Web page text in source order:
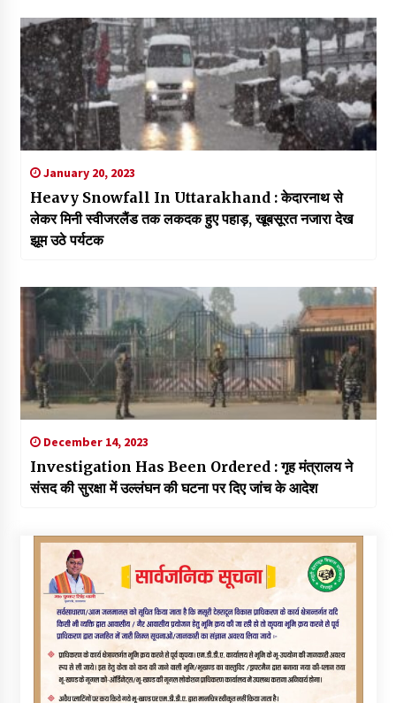
January 20, 2023
Heavy Snowfall In Uttarakhand : केदारनाथ से
लेकर मिनी स्वीजरलैंड तक लकदक हुए पहाड़, खूबसूरत नजारा देख
झूम उठे पर्यटक
December 14, 2023
Investigation Has Been Ordered : गृह मंत्रालय ने
संसद की सुरक्षा में उल्लंघन की घटना पर दिए जांच के आदेश